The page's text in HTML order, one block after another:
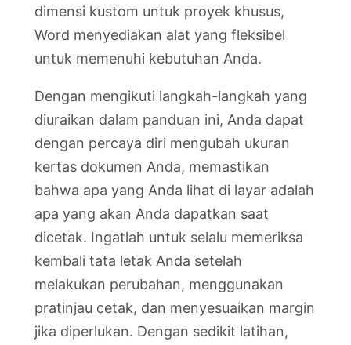
dimensi kustom untuk proyek khusus,
Word menyediakan alat yang fleksibel
untuk memenuhi kebutuhan Anda.
Dengan mengikuti langkah-langkah yang
diuraikan dalam panduan ini, Anda dapat
dengan percaya diri mengubah ukuran
kertas dokumen Anda, memastikan
bahwa apa yang Anda lihat di layar adalah
apa yang akan Anda dapatkan saat
dicetak. Ingatlah untuk selalu memeriksa
kembali tata letak Anda setelah
melakukan perubahan, menggunakan
pratinjau cetak, dan menyesuaikan margin
jika diperlukan. Dengan sedikit latihan,